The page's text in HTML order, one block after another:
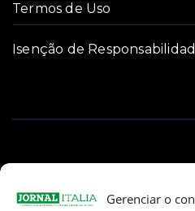
Gerenciar o
Termos de Uso
Isenção de